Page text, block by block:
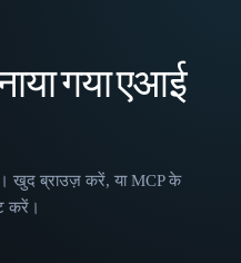
गया एआई
खुद ब्राउज़ करें, या MCP के
करें।